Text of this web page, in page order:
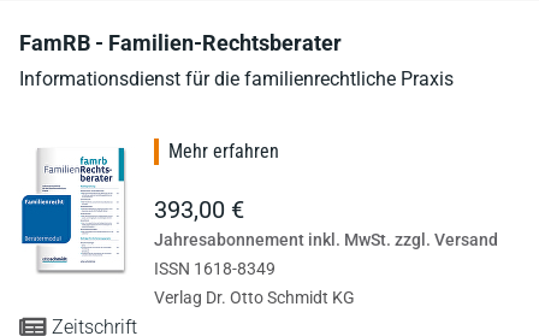
FamRB - Familien-Rechtsberater
Informationsdienst für die familienrechtliche Praxis
Zeitschrift
Mehr erfahren
393,00 €
Jahresabonnement inkl. MwSt. zzgl. Versand
ISSN 1618-8349
Verlag Dr. Otto Schmidt KG